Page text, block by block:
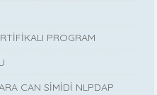
PROGRAM
CAN SİMİDİ NLPDAP